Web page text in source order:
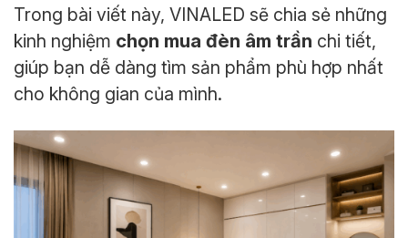
Trong bài viết này, VINALED sẽ chia sẻ những
kinh nghiệm chọn mua đèn âm trần chi tiết,
giúp bạn dễ dàng tìm sản phẩm phù hợp nhất
cho không gian của mình.